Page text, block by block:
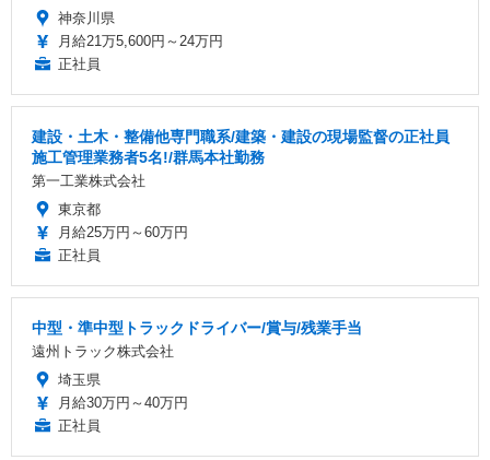
神奈川県
月給21万5,600円～24万円
正社員
建設・土木・整備他専門職系/建築・建設の現場監督の正社員
施工管理業務者5名!/群馬本社勤務
第一工業株式会社
東京都
月給25万円～60万円
正社員
中型・準中型トラックドライバー/賞与/残業手当
遠州トラック株式会社
埼玉県
月給30万円～40万円
正社員